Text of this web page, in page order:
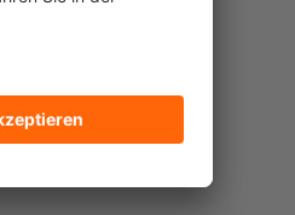
bei den teil­